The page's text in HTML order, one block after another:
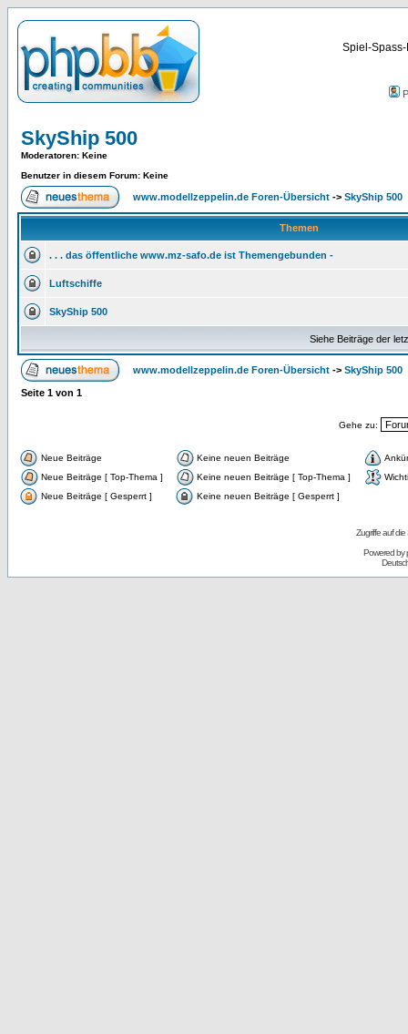
Spiel-
SkyShip 500
Moderatoren: Keine
Benutzer in diesem Forum: Keine
www.modellzeppelin.de Foren-Übersicht -> SkyShip 500
Themen
. . . das öffentliche www.mz-safo.de ist Themengebunden -
Luftschiffe
SkyShip 500
Siehe Beiträge der
www.modellzeppelin.de Foren-Übersicht -> SkyShip 500
Seite 1 von 1
Gehe zu:
Neue Beiträge Keine neuen Beiträge
Neue Beiträge [ Top-Thema ]
Keine neuen Beiträge [ Top-Thema ]
Neue Beiträge [ Gesperrt ]
Keine neuen Beiträge [ Gesperrt ]
Zugriffe auf
Powered by